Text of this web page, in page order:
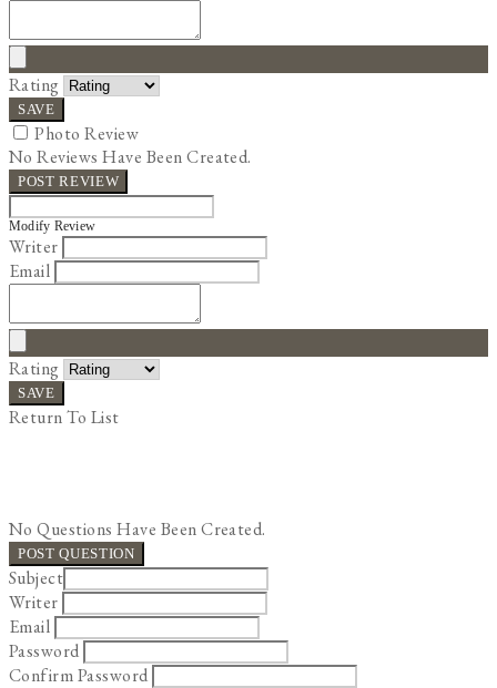
Rating
SAVE
Photo Review
No Reviews Have Been Created.
POST REVIEW
Modify Review
Writer
Email
Rating
SAVE
Return To List
No Questions Have Been Created.
POST QUESTION
Subject
Writer
Email
Password
Confirm Password